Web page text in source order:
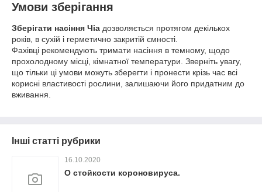
Умови зберігання
Зберігати насіння Чіа дозволяється протягом декількох
років, в сухій і герметично закритій ємності.
Фахівці рекомендують тримати насіння в темному, щодо
прохолодному місці, кімнатної температури. Зверніть увагу,
що тільки ці умови можуть зберегти і пронести крізь час всі
корисні властивості рослини, залишаючи його придатним до
вживання.
Інші статті рубрики
16.10.2020
О стойкости короновируса.